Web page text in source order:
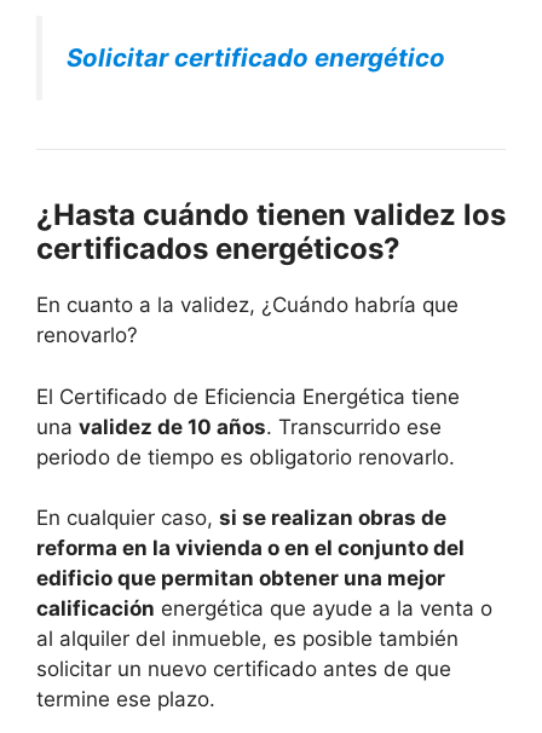
Solicitar certificado energético
¿Hasta cuándo tienen validez los
certificados energéticos?
En cuanto a la validez, ¿Cuándo habría que
renovarlo?
El Certificado de Eficiencia Energética tiene
una validez de 10 años. Transcurrido ese
periodo de tiempo es obligatorio renovarlo.
En cualquier caso, si se realizan obras de
reforma en la vivienda o en el conjunto del
edificio que permitan obtener una mejor
calificación energética que ayude a la venta o
al alquiler del inmueble, es posible también
solicitar un nuevo certificado antes de que
termine ese plazo.